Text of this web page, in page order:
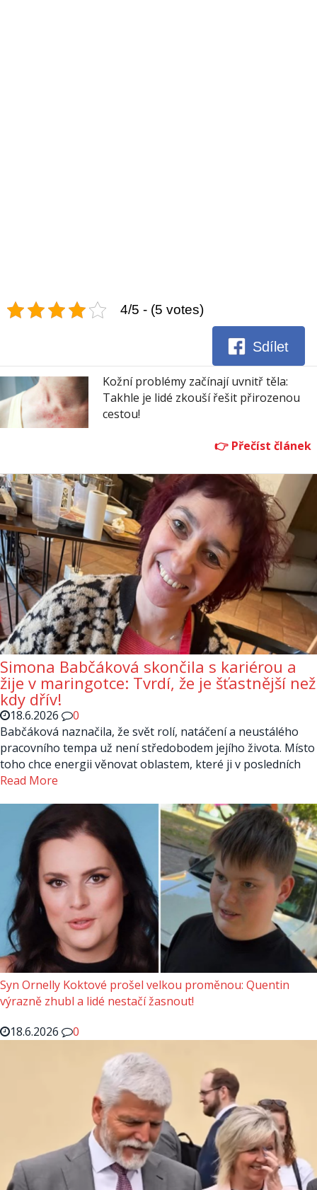
4/5 - (5 votes)
Sdílet
Kožní problémy začínají uvnitř těla:
Takhle je lidé zkouší řešit přirozenou
cestou!
Simona Babčáková skončila s kariérou a
žije v maringotce: Tvrdí, že je šťastnější než
kdy dřív!
18.6.2026
0
Babčáková naznačila, že svět rolí, natáčení a neustálého
pracovního tempa už není středobodem jejího života. Místo
toho chce energii věnovat oblastem, které ji v posledních
Read More
Syn Ornelly Koktové prošel velkou proměnou: Quentin
výrazně zhubl a lidé nestačí žasnout!
18.6.2026
0